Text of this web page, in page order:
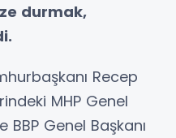
durmak,
Recep
MHP Genel
BBP Genel Başkanı